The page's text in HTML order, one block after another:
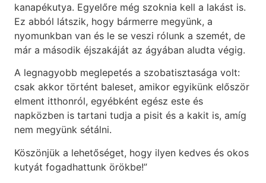
kanapékutya. Egyelőre még szoknia kell a lakást is.
Ez abból látszik, hogy bármerre megyünk, a
nyomunkban van és le se veszi rólunk a szemét, de
már a második éjszakáját az ágyában aludta végig.
A legnagyobb meglepetés a szobatisztasága volt:
csak akkor történt baleset, amikor egyikünk először
elment itthonról, egyébként egész este és
napközben is tartani tudja a pisit és a kakit is, amíg
nem megyünk sétálni.
Köszönjük a lehetőséget, hogy ilyen kedves és okos
kutyát fogadhattunk örökbe!”